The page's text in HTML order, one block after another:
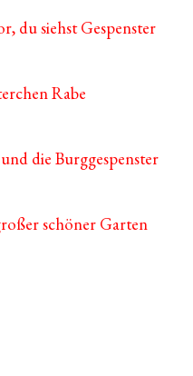
du siehst Gespenster
Rabe
die Burggespenster
schöner Garten